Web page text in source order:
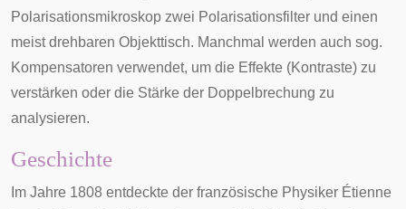
Polarisationsmikroskop zwei Polarisationsfilter und einen
meist drehbaren Objekttisch. Manchmal werden auch sog.
Kompensatoren verwendet, um die Effekte (Kontraste) zu
verstärken oder die Stärke der Doppelbrechung zu
analysieren.
Geschichte
Im Jahre 1808 entdeckte der französische Physiker Étienne